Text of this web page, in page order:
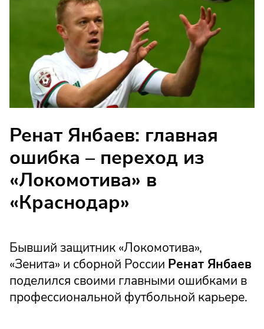
Ренат Янбаев: главная
ошибка – переход из
«Локомотива» в
«Краснодар»
Бывший защитник «Локомотива»,
«Зенита» и сборной России Ренат Янбаев
поделился своими главными ошибками в
профессиональной футбольной карьере.